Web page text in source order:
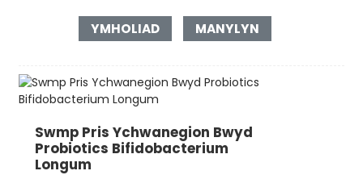
YMHOLIAD MANYLYN
Swmp Pris Ychwanegion Bwyd
Probiotics Bifidobacterium
Longum